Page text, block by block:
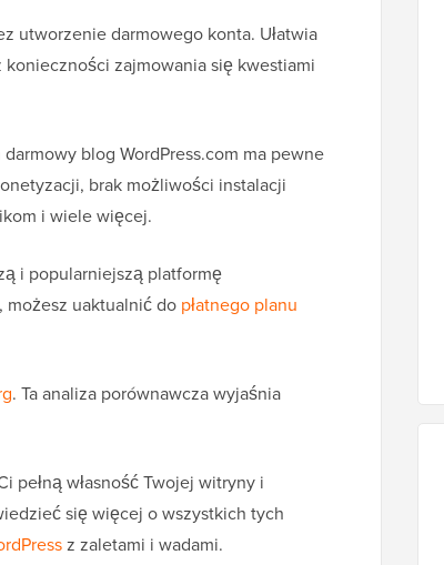
utworzenie darmowego konta. Ułatwia
zajmowania się kwestiami
blog WordPress.com ma pewne
brak możliwości instalacji
i wiele więcej.
i popularniejszą platformę
możesz uaktualnić do płatnego planu
. Ta analiza porównawcza wyjaśnia
pełną własność Twojej witryny i
się więcej o wszystkich tych
z zaletami i wadami.